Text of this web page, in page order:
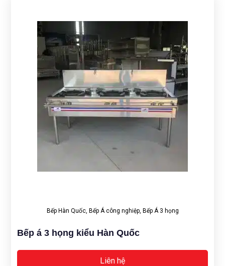
Bếp Hàn Quốc, Bếp Á công nghiệp, Bếp Á 3 họng
Bếp á 3 họng kiểu Hàn Quốc
Liên hệ